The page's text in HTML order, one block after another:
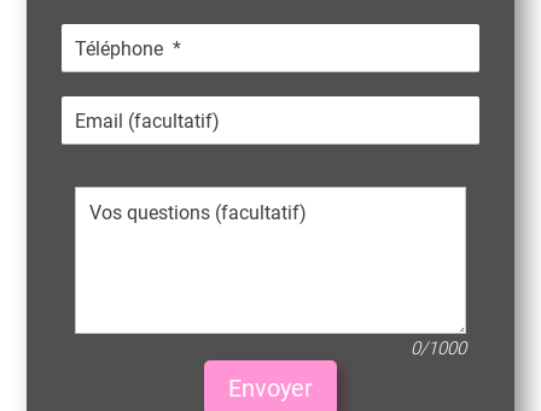
0/1000
Envoyer